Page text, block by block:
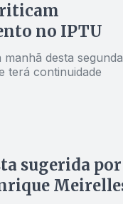
aprovaram aumento no IPTU
desta
terá continuidade
sugerida por